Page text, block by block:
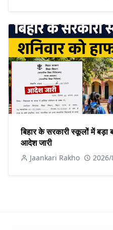
बिहार के सरकारी स्कूलों में बड़ा
आदेश जारी
Jaankari Rakho